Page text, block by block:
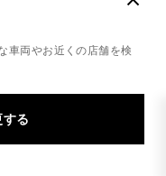
車両やお近くの店舗を検